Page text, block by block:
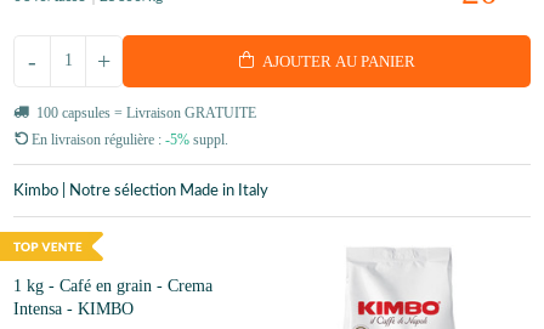
+
- AJOUTER AU PANIER
100 capsules = Livraison GRATUITE
En livraison régulière : -5% suppl.
Kimbo | Notre sélection Made in Italy
1 kg - Café en grain - Crema
Intensa - KIMBO